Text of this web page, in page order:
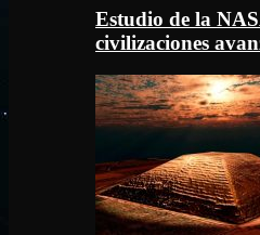
Estudio de la
civilizaciones